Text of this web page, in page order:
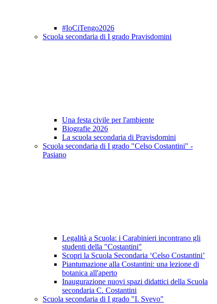
#IoCiTengo2026
Scuola secondaria di I grado Pravisdomini
Una festa civile per l'ambiente
Biografie 2026
La scuola secondaria di Pravisdomini
Scuola secondaria di I grado "Celso Costantini" -
Pasiano
Legalità a Scuola: i Carabinieri incontrano gli
studenti della "Costantini"
Scopri la Scuola Secondaria ‘Celso Costantini’
Piantumazione alla Costantini: una lezione di
botanica all'aperto
Inaugurazione nuovi spazi didattici della Scuola
secondaria C. Costantini
Scuola secondaria di I grado "I. Svevo"